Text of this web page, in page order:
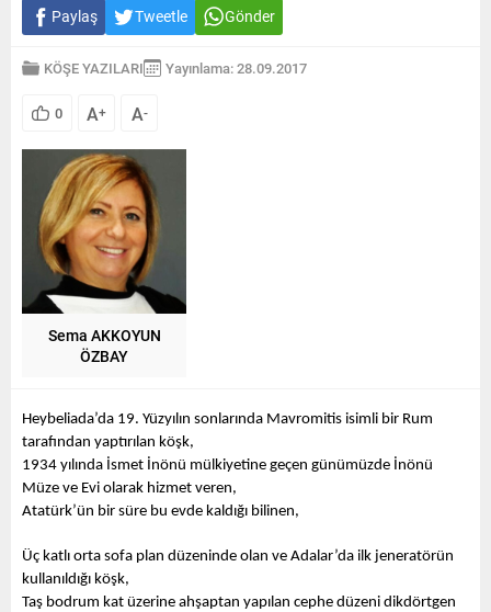
Paylaş Tweetle Gönder
KÖŞE YAZILARI Yayınlama: 28.09.2017
0 A+ A-
Sema AKKOYUN
ÖZBAY
Heybeliada’da 19. Yüzyılın sonlarında Mavromitis isimli bir Rum
tarafından yaptırılan köşk,
1934 yılında İsmet İnönü mülkiyetine geçen günümüzde İnönü
Müze ve Evi olarak hizmet veren,
Atatürk’ün bir süre bu evde kaldığı bilinen,
Üç katlı orta sofa plan düzeninde olan ve Adalar’da ilk jeneratörün
kullanıldığı köşk,
Taş bodrum kat üzerine ahşaptan yapılan cephe düzeni dikdörtgen